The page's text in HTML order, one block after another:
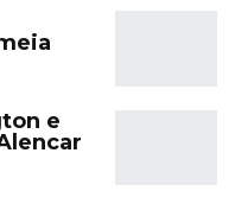
e